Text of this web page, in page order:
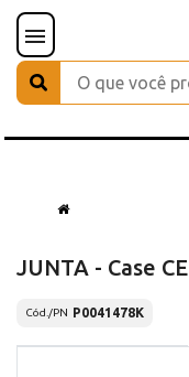
JUNTA - Case CE
Cód./PN P0041478K